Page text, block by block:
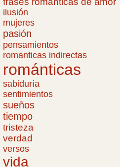
ilusión
mujeres
pasión
pensamientos
romanticas indirectas
románticas
sabiduría
sentimientos
sueños
tiempo
tristeza
verdad
versos
vida